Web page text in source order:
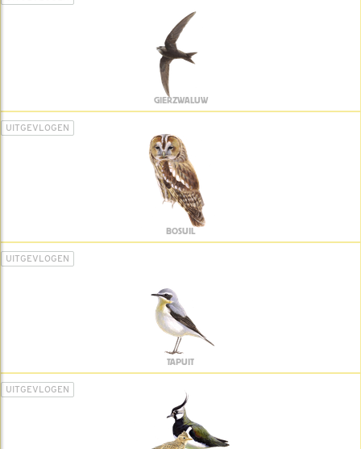
GIERZWALUW
UITGEVLOGEN
BOSUIL
UITGEVLOGEN
TAPUIT
UITGEVLOGEN